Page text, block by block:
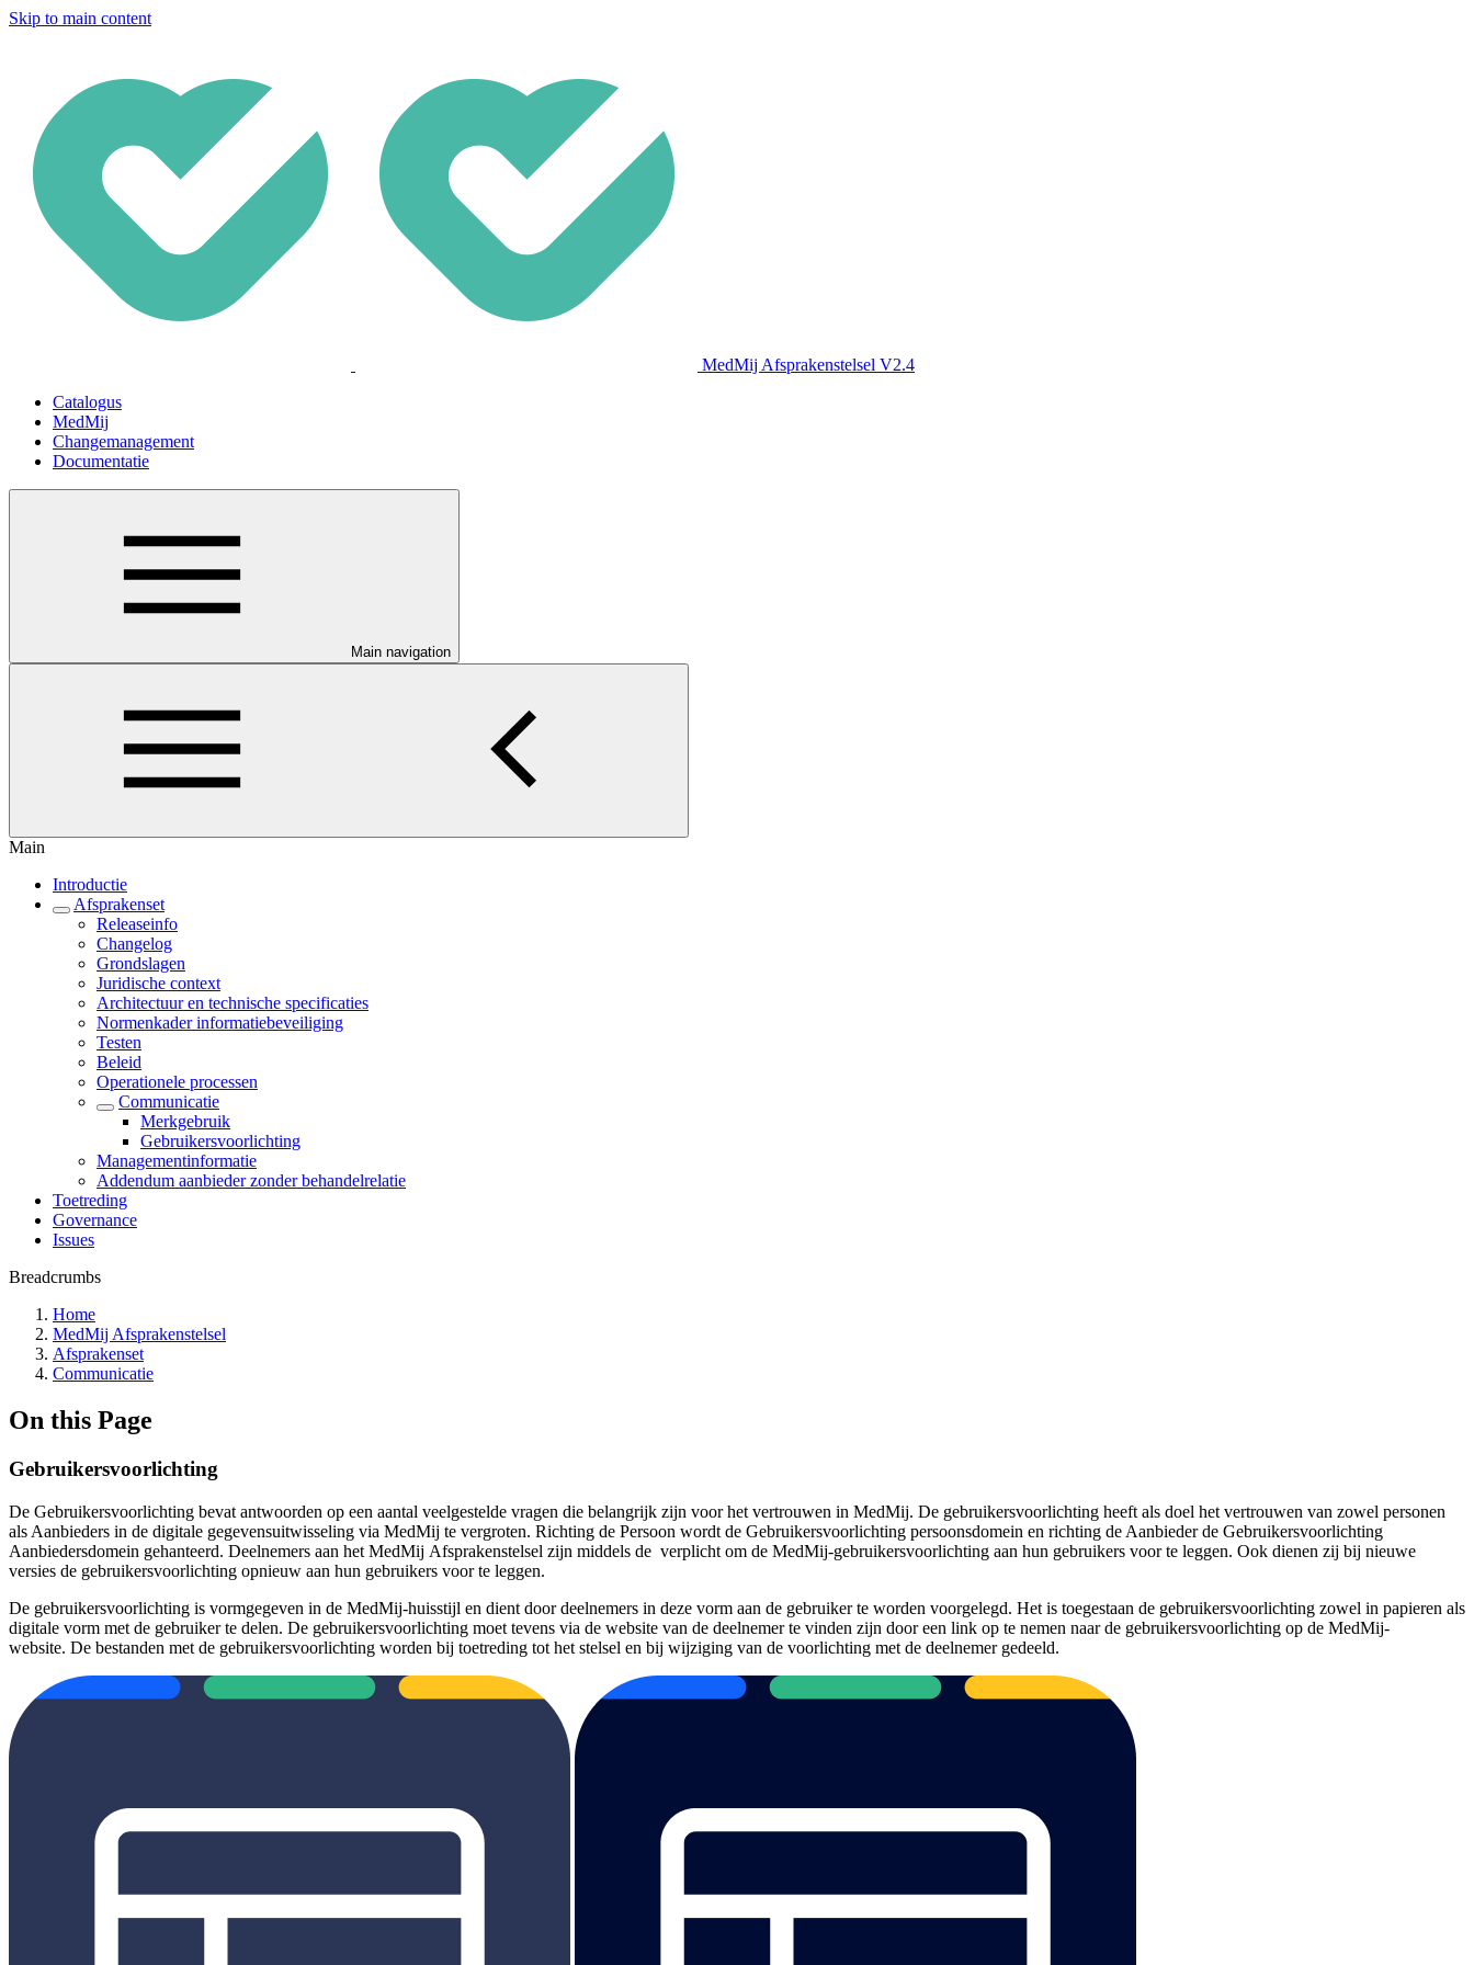
Skip to main content
MedMij Afsprakenstelsel V2.4
Catalogus
MedMij
Changemanagement
Documentatie
Main navigation
Main
Introductie
Afsprakenset
Releaseinfo
Changelog
Grondslagen
Juridische context
Architectuur en technische specificaties
Normenkader informatiebeveiliging
Testen
Beleid
Operationele processen
Communicatie
Merkgebruik
Gebruikersvoorlichting
Managementinformatie
Addendum aanbieder zonder behandelrelatie
Toetreding
Governance
Issues
Breadcrumbs
Home
MedMij Afsprakenstelsel
Afsprakenset
Communicatie
On this Page
Gebruikersvoorlichting
De Gebruikersvoorlichting bevat antwoorden op een aantal veelgestelde vragen die belangrijk zijn voor het vertrouwen in MedMij. De gebruikersvoorlichting heeft als doel het vertrouwen van zowel personen
als Aanbieders in de digitale gegevensuitwisseling via MedMij te vergroten. Richting de Persoon wordt de Gebruikersvoorlichting persoonsdomein en richting de Aanbieder de Gebruikersvoorlichting
Aanbiedersdomein gehanteerd. Deelnemers aan het MedMij Afsprakenstelsel zijn middels de verplicht om de MedMij-gebruikersvoorlichting aan hun gebruikers voor te leggen. Ook dienen zij bij nieuwe
versies de gebruikersvoorlichting opnieuw aan hun gebruikers voor te leggen.
De gebruikersvoorlichting is vormgegeven in de MedMij-huisstijl en dient door deelnemers in deze vorm aan de gebruiker te worden voorgelegd. Het is toegestaan de gebruikersvoorlichting zowel in papieren als
digitale vorm met de gebruiker te delen. De gebruikersvoorlichting moet tevens via de website van de deelnemer te vinden zijn door een link op te nemen naar de gebruikersvoorlichting op de MedMij-
website. De bestanden met de gebruikersvoorlichting worden bij toetreding tot het stelsel en bij wijziging van de voorlichting met de deelnemer gedeeld.